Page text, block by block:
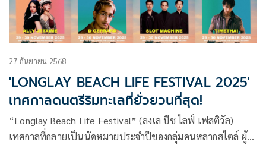
27 กันยายน 2568
'LONGLAY BEACH LIFE FESTIVAL 2025'
เทศกาลดนตรีริมทะเลที่ยั่วยวนที่สุด!
“Longlay Beach Life Festival” (ลงเล บีช ไลฟ์ เฟสติวัล)
เทศกาลที่กลายเป็นนัดหมายประจำปีของกลุ่มคนหลากสไตล์ ผู้